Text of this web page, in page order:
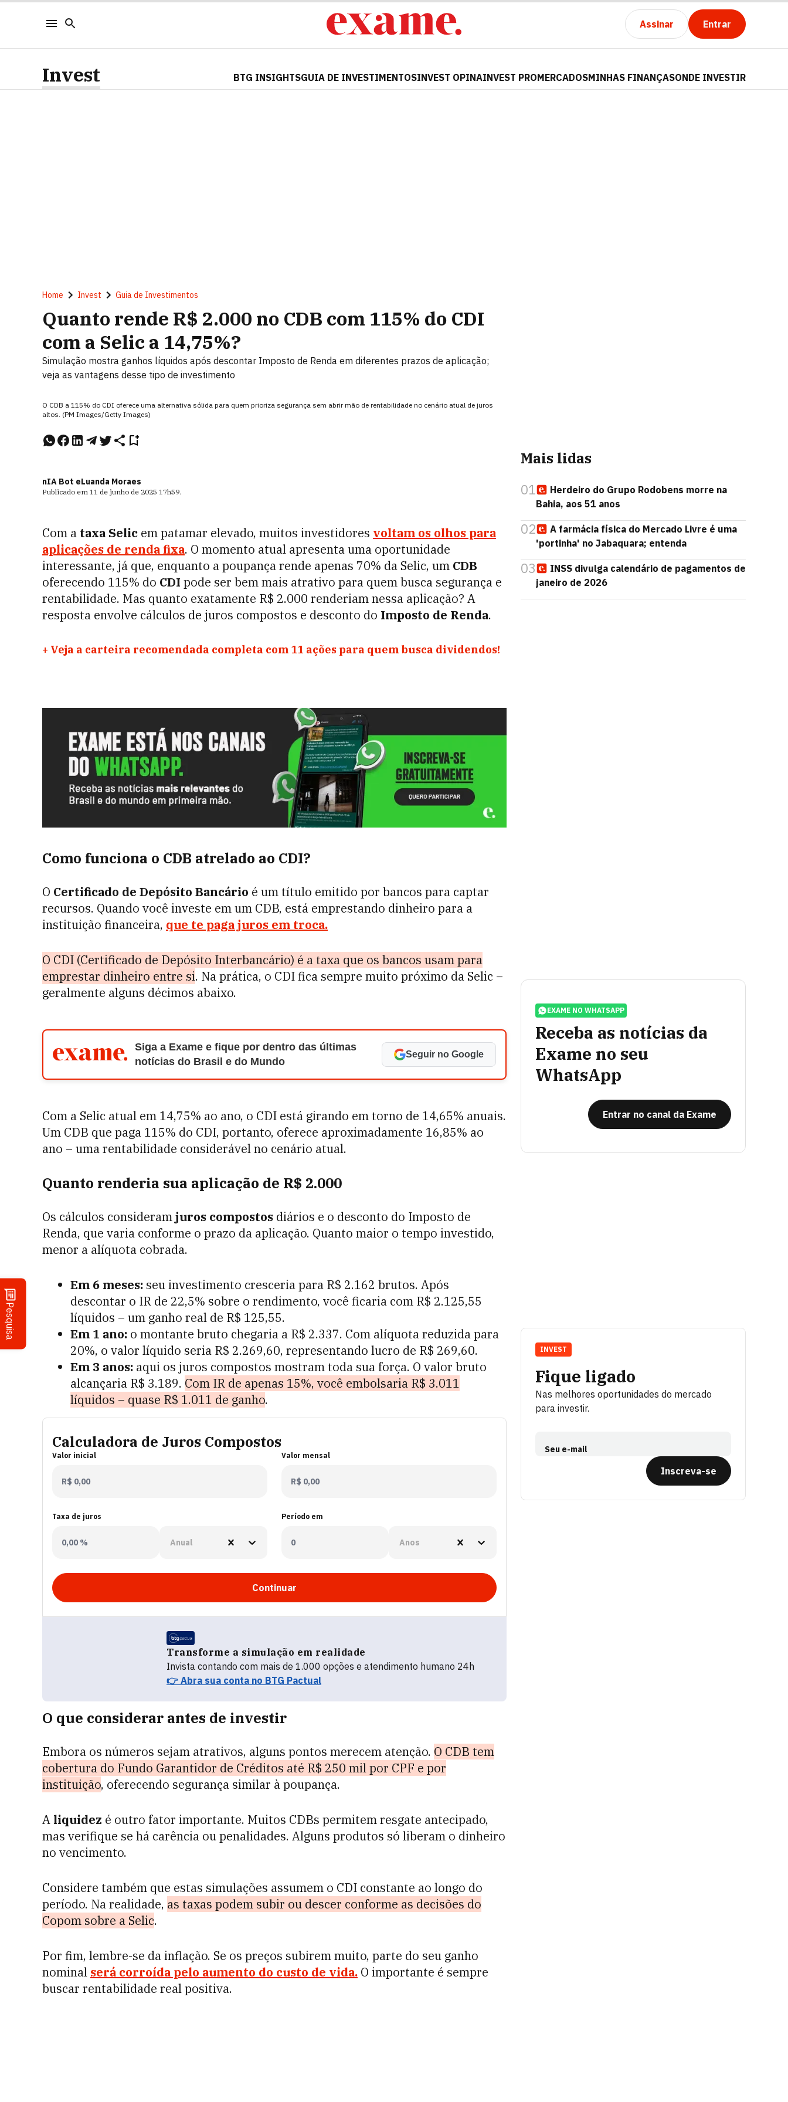
Assinar Entrar
Pesquisa
Invest BTG INSIGHTSGUIA DE INVESTIMENTOSINVEST OPINAINVEST PROMERCADOSMINHAS FINANÇASONDE INVESTIR
Home Invest Guia de Investimentos
Quanto rende R$ 2.000 no CDB com 115% do CDI
com a Selic a 14,75%?
Simulação mostra ganhos líquidos após descontar Imposto de Renda em diferentes prazos de aplicação;
veja as vantagens desse tipo de investimento
O CDB a 115% do CDI oferece uma alternativa sólida para quem prioriza segurança sem abrir mão de rentabilidade no cenário atual de juros
altos. (PM Images/Getty Images)
nIA Bot eLuanda Moraes
Publicado em 11 de junho de 2025 17h59.
Com a taxa Selic em patamar elevado, muitos investidores voltam os olhos para
aplicações de renda fixa. O momento atual apresenta uma oportunidade
interessante, já que, enquanto a poupança rende apenas 70% da Selic, um CDB
oferecendo 115% do CDI pode ser bem mais atrativo para quem busca segurança e
rentabilidade. Mas quanto exatamente R$ 2.000 renderiam nessa aplicação? A
resposta envolve cálculos de juros compostos e desconto do Imposto de Renda.
+ Veja a carteira recomendada completa com 11 ações para quem busca dividendos!
Como funciona o CDB atrelado ao CDI?
O Certificado de Depósito Bancário é um título emitido por bancos para captar
recursos. Quando você investe em um CDB, está emprestando dinheiro para a
instituição financeira, que te paga juros em troca.
O CDI (Certificado de Depósito Interbancário) é a taxa que os bancos usam para
emprestar dinheiro entre si. Na prática, o CDI fica sempre muito próximo da Selic –
geralmente alguns décimos abaixo.
Siga a Exame e fique por dentro das últimas
notícias do Brasil e do Mundo
Seguir no Google
Com a Selic atual em 14,75% ao ano, o CDI está girando em torno de 14,65% anuais.
Um CDB que paga 115% do CDI, portanto, oferece aproximadamente 16,85% ao
ano – uma rentabilidade considerável no cenário atual.
Quanto renderia sua aplicação de R$ 2.000
Os cálculos consideramjuros compostos diários e o desconto do Imposto de
Renda, que varia conforme o prazo da aplicação. Quanto maior o tempo investido,
menor a alíquota cobrada.
Em 6 meses: seu investimento cresceria para R$ 2.162 brutos. Após
descontar o IR de 22,5% sobre o rendimento, você ficaria com R$ 2.125,55
líquidos – um ganho real de R$ 125,55.
Em 1 ano: o montante bruto chegaria a R$ 2.337. Com alíquota reduzida para
20%, o valor líquido seria R$ 2.269,60, representando lucro de R$ 269,60.
Em 3 anos: aqui os juros compostos mostram toda sua força. O valor bruto
alcançaria R$ 3.189. Com IR de apenas 15%, você embolsaria R$ 3.011
líquidos – quase R$ 1.011 de ganho.
Calculadora de Juros Compostos
Valor inicial Valor mensal
Taxa de juros
Anual
Período em
Anos
Continuar
Transforme a simulação em realidade
Invista contando com mais de 1.000 opções e atendimento humano 24h
👉 Abra sua conta no BTG Pactual
O que considerar antes de investir
Embora os números sejam atrativos, alguns pontos merecem atenção. O CDB tem
cobertura do Fundo Garantidor de Créditos até R$ 250 mil por CPF e por
instituição, oferecendo segurança similar à poupança.
A liquidez é outro fator importante. Muitos CDBs permitem resgate antecipado,
mas verifique se há carência ou penalidades. Alguns produtos só liberam o dinheiro
no vencimento.
Considere também que estas simulações assumem o CDI constante ao longo do
período. Na realidade, as taxas podem subir ou descer conforme as decisões do
Copom sobre a Selic.
Por fim, lembre-se da inflação. Se os preços subirem muito, parte do seu ganho
nominal será corroída pelo aumento do custo de vida. O importante é sempre
buscar rentabilidade real positiva.
Mais lidas
01
Herdeiro do Grupo Rodobens morre na
Bahia, aos 51 anos
02
A farmácia física do Mercado Livre é uma
'portinha' no Jabaquara; entenda
03
INSS divulga calendário de pagamentos de
janeiro de 2026
EXAME NO WHATSAPP
Receba as notícias da
Exame no seu
WhatsApp
Entrar no canal da Exame
Fique ligado
Nas melhores oportunidades do mercado
para investir.
Seu e-mail
Inscreva-se
INVEST